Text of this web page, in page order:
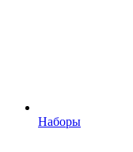
Наборы